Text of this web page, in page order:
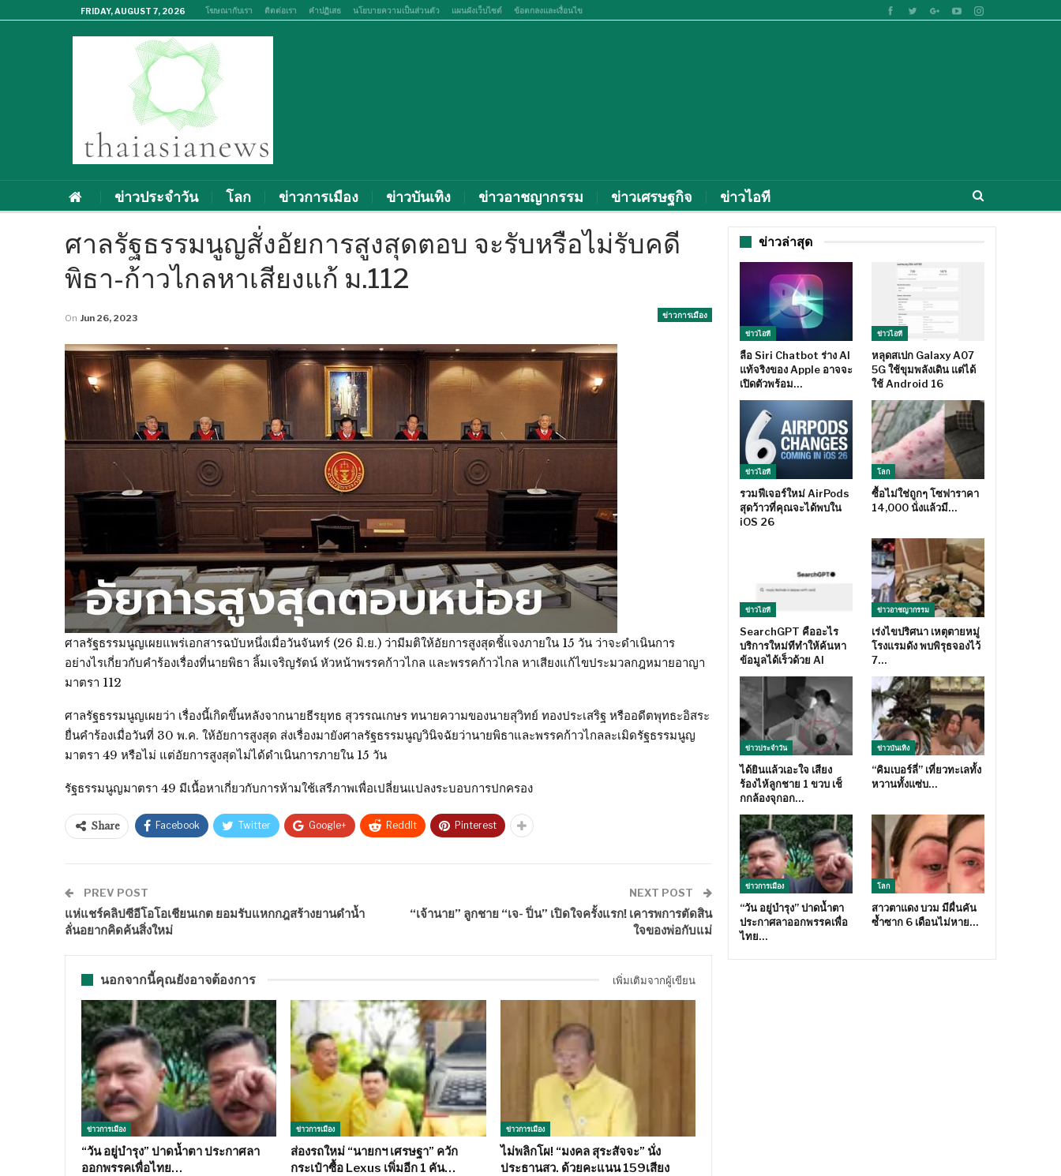
FRIDAY, AUGUST 7, 2026 โฆษณากับเรา ติดต่อเรา คำปฏิเสธ นโยบายความเป็นส่วนตัว แผนผังเว็บไซต์ ข้อตกลงและเงื่อนไข
ข่าวประจำวัน โลก ข่าวการเมือง ข่าวบันเทิง ข่าวอาชญากรรม ข่าวเศรษฐกิจ ข่าวไอที
ศาลรัฐธรรมนูญสั่งอัยการสูงสุดตอบ จะรับหรือไม่รับคดี
พิธา-ก้าวไกลหาเสียงแก้ ม.112
ข่าวการเมือง
On Jun 26, 2023
ศาลรัฐธรรมนูญเผยแพร่เอกสารฉบับหนึ่งเมื่อวันจันทร์ (26 มิ.ย.) ว่ามีมติให้อัยการสูงสุดชี้แจงภายใน 15 วัน ว่าจะดำเนินการ
อย่างไรเกี่ยวกับคำร้องเรื่องที่นายพิธา ลิ้มเจริญรัตน์ หัวหน้าพรรคก้าวไกล และพรรคก้าวไกล หาเสียงแก้ไขประมวลกฎหมายอาญา
มาตรา 112
ศาลรัฐธรรมนูญเผยว่า เรื่องนี้เกิดขึ้นหลังจากนายธีรยุทธ สุวรรณเกษร ทนายความของนายสุวิทย์ ทองประเสริฐ หรืออดีตพุทธะอิสระ
ยื่นคำร้องเมื่อวันที่ 30 พ.ค. ให้อัยการสูงสุด ส่งเรื่องมายังศาลรัฐธรรมนูญวินิจฉัยว่านายพิธาและพรรคก้าวไกลละเมิดรัฐธรรมนูญ
มาตรา 49 หรือไม่ แต่อัยการสูงสุดไม่ได้ดำเนินการภายใน 15 วัน
รัฐธรรมนูญมาตรา 49 มีเนื้อหาเกี่ยวกับการห้ามใช้เสรีภาพเพื่อเปลี่ยนแปลงระบอบการปกครอง
Share Facebook Twitter Google+ ReddIt Pinterest
PREV POST
แห่แชร์คลิปซีอีโอโอเชียนเกต ยอมรับแหกกฎสร้างยานดำน้ำ
ลั่นอยากคิดค้นสิ่งใหม่
NEXT POST
“เจ้านาย” ลูกชาย “เจ- ปิ่น” เปิดใจครั้งแรก! เคารพการตัดสิน
ใจของพ่อกับแม่
นอกจากนี้คุณยังอาจต้องการ เพิ่มเติมจากผู้เขียน
ข่าวการเมือง
“วัน อยู่บำรุง” ปาดน้ำตา ประกาศลา
ออกพรรคเพื่อไทย…
ข่าวการเมือง
ส่องรถใหม่ “นายกฯ เศรษฐา” ควัก
กระเป๋าซื้อ Lexus เพิ่มอีก 1 คัน…
ข่าวการเมือง
ไม่พลิกโผ! “มงคล สุระสัจจะ” นั่ง
ประธานสว. ด้วยคะแนน 159เสียง
ข่าวล่าสุด
ข่าวไอที
ลือ Siri Chatbot ร่าง AI
แท้จริงของ Apple อาจจะ
เปิดตัวพร้อม…
ข่าวไอที
หลุดสเปก Galaxy A07
5G ใช้ขุมพลังเดิน แต่ได้
ใช้ Android 16
ข่าวไอที
รวมฟีเจอร์ใหม่ AirPods
สุดว้าวที่คุณจะได้พบใน
iOS 26
โลก
ซื้อไม่ใช่ถูกๆ โซฟาราคา
14,000 นั่งแล้วมี…
ข่าวไอที
SearchGPT คืออะไร
บริการใหม่ทีทำให้ค้นหา
ข้อมูลได้เร็วด้วย AI
ข่าวอาชญากรรม
เร่งไขปริศนา เหตุตายหมู่
โรงแรมดัง พบพิรุธจองไว้
7…
ข่าวประจำวัน
ได้ยินแล้วเอะใจ เสียง
ร้องไห้ลูกชาย 1 ขวบ เช็
กกล้องจุกอก…
ข่าวบันเทิง
“คิมเบอร์ลี่” เที่ยวทะเลทั้ง
หวานทั้งแซ่บ…
ข่าวการเมือง
“วัน อยู่บำรุง” ปาดน้ำตา
ประกาศลาออกพรรคเพื่อ
ไทย…
โลก
สาวตาแดง บวม มีผื่นคัน
ซ้ำซาก 6 เดือนไม่หาย…